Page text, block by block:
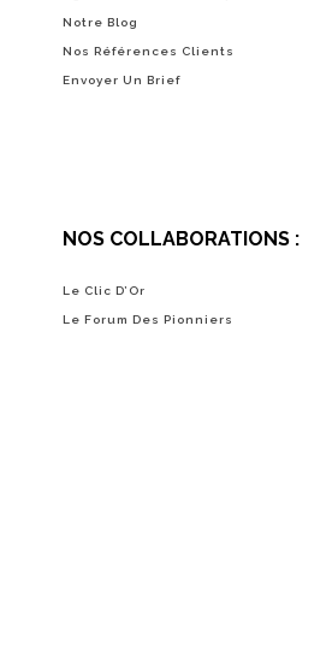
Notre Blog
Nos Références Clients
Envoyer Un Brief
NOS COLLABORATIONS :
Le Clic D’Or
Le Forum Des Pionniers